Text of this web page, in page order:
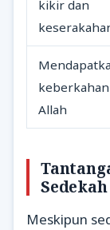
kikir dan
Allah
Meskipun